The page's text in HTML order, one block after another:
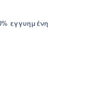
εγγυημένη